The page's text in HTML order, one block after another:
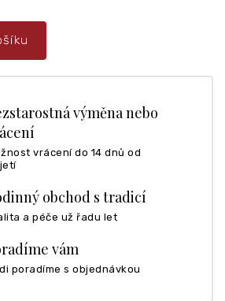
výměna nebo
vrácení do 14 dnů od
obchod s tradicí
a péče už řadu let
vám
poradíme s objednávkou